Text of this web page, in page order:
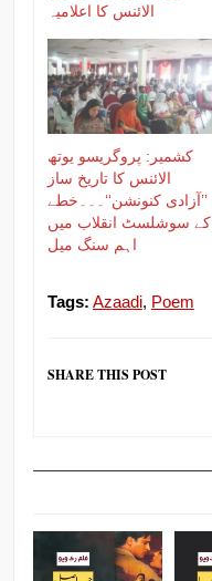
الائنس کا اعلامیہ
کشمیر: پروگریسو یوتھ
الائنس کا تاریخ ساز
’’آزادی کنونشن‘‘۔۔۔خطے
کے سوشلسٹ انقلاب میں
Tags: Azaadi, Poem
SHARE THIS POST